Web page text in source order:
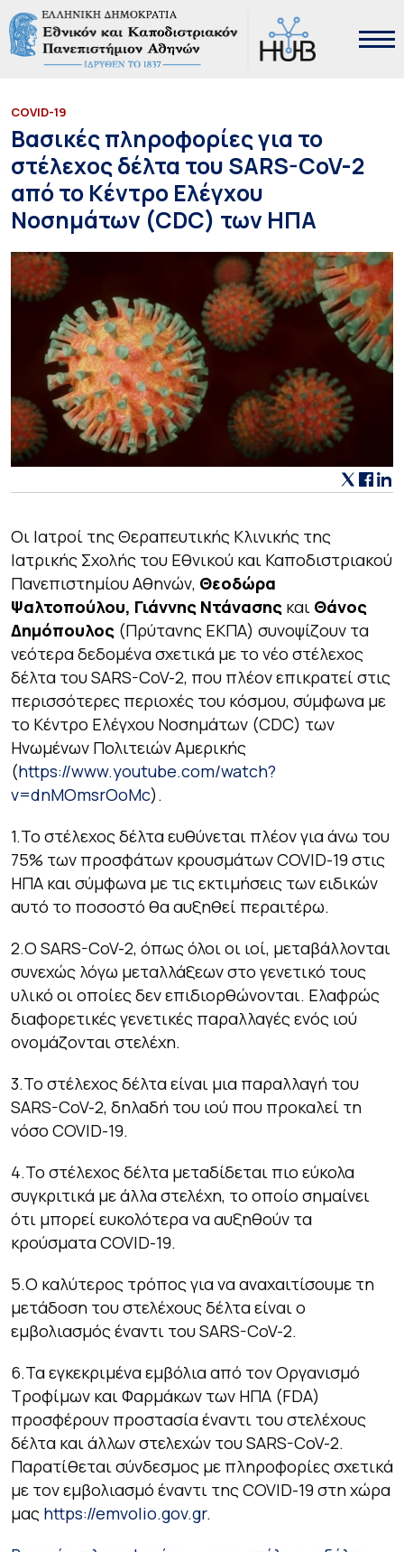
COVID-19
Βασικές πληροφορίες για το
στέλεχος δέλτα του SARS-CoV-2
από το Κέντρο Ελέγχου
Νοσημάτων (CDC) των ΗΠΑ
Οι Ιατροί της Θεραπευτικής Κλινικής της
Ιατρικής Σχολής του Εθνικού και Καποδιστριακού
Πανεπιστημίου Αθηνών, Θεοδώρα
Ψαλτοπούλου, Γιάννης Ντάνασης και Θάνος
Δημόπουλος (Πρύτανης ΕΚΠΑ) συνοψίζουν τα
νεότερα δεδομένα σχετικά με το νέο στέλεχος
δέλτα του SARS-CoV-2, που πλέον επικρατεί στις
περισσότερες περιοχές του κόσμου, σύμφωνα με
το Κέντρο Ελέγχου Νοσημάτων (CDC) των
Ηνωμένων Πολιτειών Αμερικής
(https://www.youtube.com/watch?
v=dnMOmsrOoMc).
1.Το στέλεχος δέλτα ευθύνεται πλέον για άνω του
75% των προσφάτων κρουσμάτων COVID-19 στις
ΗΠΑ και σύμφωνα με τις εκτιμήσεις των ειδικών
αυτό το ποσοστό θα αυξηθεί περαιτέρω.
2.Ο SARS-CoV-2, όπως όλοι οι ιοί, μεταβάλλονται
συνεχώς λόγω μεταλλάξεων στο γενετικό τους
υλικό οι οποίες δεν επιδιορθώνονται. Ελαφρώς
διαφορετικές γενετικές παραλλαγές ενός ιού
ονομάζονται στελέχη.
3.Το στέλεχος δέλτα είναι μια παραλλαγή του
SARS-CoV-2, δηλαδή του ιού που προκαλεί τη
νόσο COVID-19.
4.Το στέλεχος δέλτα μεταδίδεται πιο εύκολα
συγκριτικά με άλλα στελέχη, το οποίο σημαίνει
ότι μπορεί ευκολότερα να αυξηθούν τα
κρούσματα COVID-19.
5.Ο καλύτερος τρόπος για να αναχαιτίσουμε τη
μετάδοση του στελέχους δέλτα είναι ο
εμβολιασμός έναντι του SARS-CoV-2.
6.Τα εγκεκριμένα εμβόλια από τον Οργανισμό
Τροφίμων και Φαρμάκων των ΗΠΑ (FDA)
προσφέρουν προστασία έναντι του στελέχους
δέλτα και άλλων στελεχών του SARS-CoV-2.
Παρατίθεται σύνδεσμος με πληροφορίες σχετικά
με τον εμβολιασμό έναντι της COVID-19 στη χώρα
μας https://emvolio.gov.gr.